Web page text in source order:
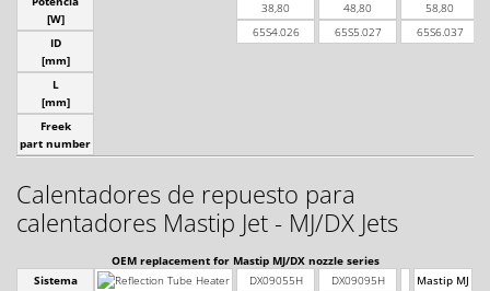
[W]
ID
[mm]
L
[mm]
Freek
part number
38,80
65S4.026
48,80
65S5.027
58,80
65S6.037
Calentadores de repuesto para
calentadores Mastip Jet - MJ/DX Jets
OEM replacement for Mastip MJ/DX nozzle series
Sistema
DX09055H
DX09095H
Mastip MJ